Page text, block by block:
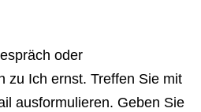
oder
zu Ich ernst. Treffen Sie mit
ausformulieren. Geben Sie